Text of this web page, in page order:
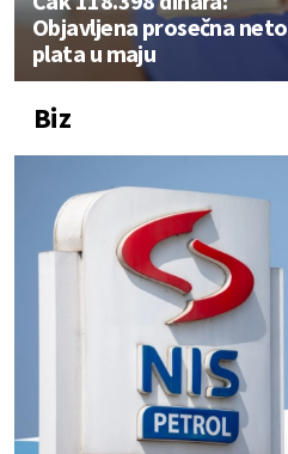
Objavljena prosečna neto
plata u maju
Biz